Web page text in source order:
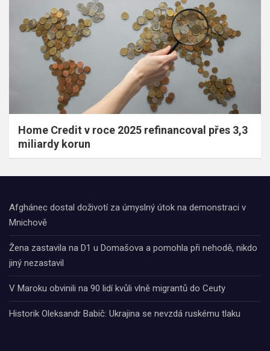
Home Credit v roce 2025 refinancoval přes 3,3
miliardy korun
Afghánec dostal doživotí za úmyslný útok na demonstraci v
Mnichově
Žena zastavila na D1 u Domašova a pomohla při nehodě, nikdo
jiný nezastavil
V Maroku obvinili na 90 lidí kvůli vlně migrantů do Ceuty
Historik Oleksandr Babič: Ukrajina se nevzdá ruskému tlaku